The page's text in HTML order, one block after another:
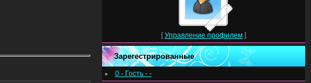
[Управление профилем ]
Зарегестрированные
0 - Гость - -